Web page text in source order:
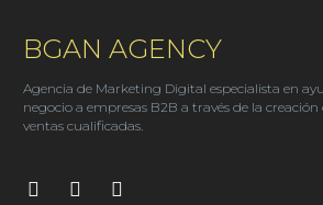
BGAN AGENCY
Agencia de Marketing Digital especialista en
negocio a empresas B2B a través de la
ventas cualificadas.